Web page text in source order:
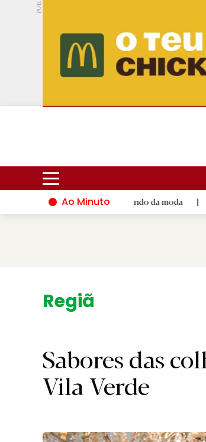
PUB.
Hoje 16ºC 28ºC
Ao Minuto
e à inovação do mundo da moda | D.
Região.
Sabores das
Vila Verde